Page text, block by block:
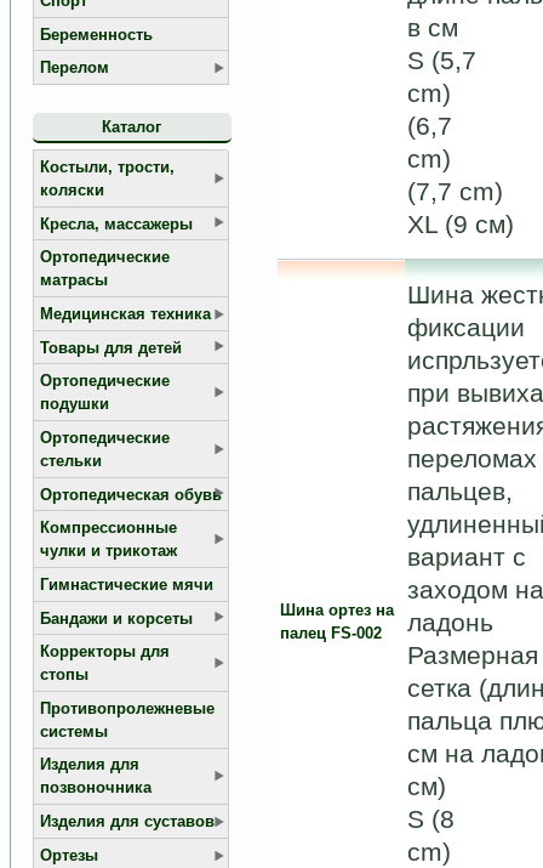
Беременность
Перелом
Каталог
Костыли, трости,
коляски
Кресла, массажеры
Ортопедические
матрасы
Медицинская техника
Товары для детей
Ортопедические
подушки
Ортопедические
стельки
Ортопедическая обувь
Компрессионные
чулки и трикотаж
Гимнастические мячи
Бандажи и корсеты
Корректоры для
стопы
Противопролежневые
системы
Изделия для
позвоночника
Изделия для суставов
Ортезы
в см
S (5,7
cm)
(6,7
cm)
(7,7
XL (9 cм)
Шина ортез на
палец FS-002
Шина
фиксации
при
переломах
пальцев,
вариант с
заходом на
ладонь
Размерная
сетка
пальца
см на
см)
S (8
cm)